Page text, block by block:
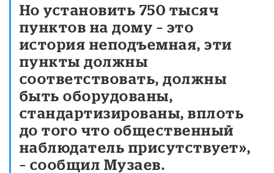
Но установить 750 тысяч
пунктов на дому – это
история неподъемная, эти
пункты должны
соответствовать, должны
быть оборудованы,
стандартизированы, вплоть
до того что общественный
наблюдатель присутствует»,
– сообщил Музаев.